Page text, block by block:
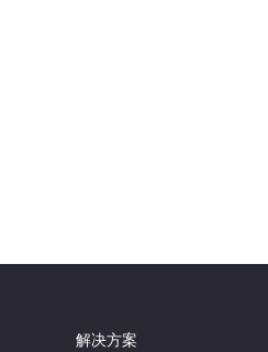
解决方案